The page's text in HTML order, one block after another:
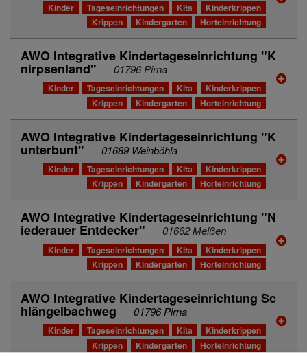
Kinder Tageseinrichtungen Kita
Kinderkrippen
Krippen
Kindergarten Horteinrichtung
AWO Integrative Kindertageseinrichtung "K
nirpsenland" 01796 Pirna
Kinder Tageseinrichtungen Kita
Kinderkrippen
Krippen
Kindergarten Horteinrichtung
AWO Integrative Kindertageseinrichtung "K
unterbunt" 01689 Weinböhla
Kinder Tageseinrichtungen Kita
Kinderkrippen
Krippen
Kindergarten Horteinrichtung
AWO Integrative Kindertageseinrichtung "N
iederauer Entdecker" 01662 Meißen
Kinder Tageseinrichtungen Kita
Kinderkrippen
Krippen
Kindergarten Horteinrichtung
AWO Integrative Kindertageseinrichtung Sc
hlängelbachweg 01796 Pirna
Kinder Tageseinrichtungen Kita
Kinderkrippen
Krippen
Kindergarten Horteinrichtung